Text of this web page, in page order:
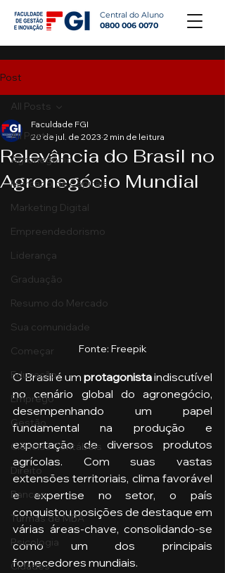
Central do Aluno
0800 006 0070
Post
All Posts
Agronegócio
Mercado de Capitais
Marketing Digital
Empreendedorismo
Liderança
Graduação
Resumo do Mercado
Sua comunidade
Começar
Educação
Emprego
Gestão
Ciências Contábeis
Direito
Bancos
Turmas de MBA
Psicologia
Cidades
All Posts
Relevância do Brasil no
Agronegócio Mundial
Faculdade FGI
20 de jul. de 2023 2 min de leitura
Fonte: Freepik
O Brasil é um protagonista indiscutível
no cenário global do agronegócio,
desempenhando um papel
fundamental na produção e
exportação de diversos produtos
agrícolas. Com suas vastas
extensões territoriais, clima favorável
e expertise no setor, o país
conquistou posições de destaque em
várias áreas-chave, consolidando-se
como um dos principais
fornecedores mundiais.